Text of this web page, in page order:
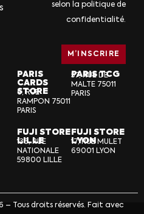
selon la politique de
confidentialité.
PARIS
CARDS
STORE
6, RUE
RAMPON 75011
PARIS
PARIS TCG
57, RUE DE
MALTE 75011
PARIS
FUJI STORE
LILLE
136, RUE
NATIONALE
59800 LILLE
FUJI STORE
LYON
17, RUE MULET
69001 LYON
Tous droits réservés. Fait avec